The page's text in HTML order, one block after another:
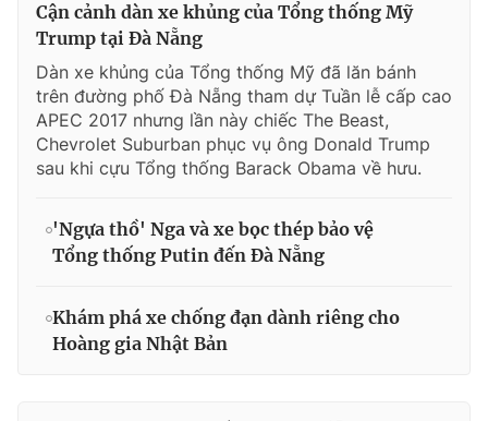
Cận cảnh dàn xe khủng của Tổng thống Mỹ
Trump tại Đà Nẵng
Dàn xe khủng của Tổng thống Mỹ đã lăn bánh
trên đường phố Đà Nẵng tham dự Tuần lễ cấp cao
APEC 2017 nhưng lần này chiếc The Beast,
Chevrolet Suburban phục vụ ông Donald Trump
sau khi cựu Tổng thống Barack Obama về hưu.
'Ngựa thồ' Nga và xe bọc thép bảo vệ
Tổng thống Putin đến Đà Nẵng
Khám phá xe chống đạn dành riêng cho
Hoàng gia Nhật Bản